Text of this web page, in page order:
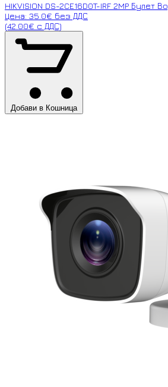
HIKVISION DS-2CE16D0T-IRF 2MP
Цена: 35.0€ без ДДС
(42.00€ с ДДС)
Добави в Кошница